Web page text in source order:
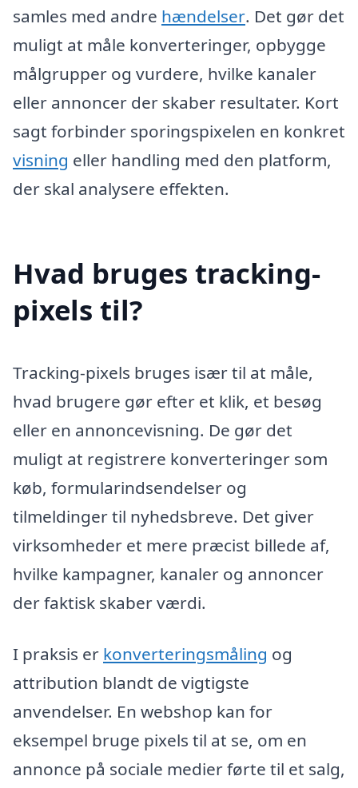
samles med andre hændelser. Det gør det
muligt at måle konverteringer, opbygge
målgrupper og vurdere, hvilke kanaler
eller annoncer der skaber resultater. Kort
sagt forbinder sporingspixelen en konkret
visning eller handling med den platform,
der skal analysere effekten.
Hvad bruges tracking-
pixels til?
Tracking-pixels bruges især til at måle,
hvad brugere gør efter et klik, et besøg
eller en annoncevisning. De gør det
muligt at registrere konverteringer som
køb, formularindsendelser og
tilmeldinger til nyhedsbreve. Det giver
virksomheder et mere præcist billede af,
hvilke kampagner, kanaler og annoncer
der faktisk skaber værdi.
I praksis er konverteringsmåling og
attribution blandt de vigtigste
anvendelser. En webshop kan for
eksempel bruge pixels til at se, om en
annonce på sociale medier førte til et salg,